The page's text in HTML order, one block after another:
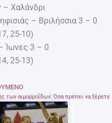
Χαλάνδρι
– Βριλήσσια 3 – 0
25-10)
Ίωνες 3 – 0
25-13)
των αιμορροΐδων: Όσα πρέπει να ξέρετε